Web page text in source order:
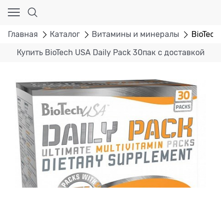
Главная Каталог Витамины и минералы
Купить BioTech USA Daily Pack 30пак с доставкой